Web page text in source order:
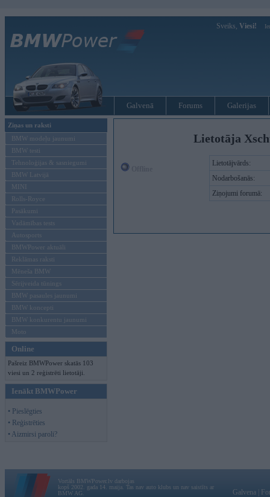
Sveiks, Viesi!
Galvenā Forums Galerijas
Ziņas un raksti
BMW modeļu jaunumi
BMW testi
Tehnoloģijas & sasniegumi
BMW Latvijā
MINI
Rolls-Royce
Pasākumi
Vadāmības tests
Autosports
BMWPower aktuāli
Reklāmas raksti
Mēneša BMW
Sērijveida tūnings
BMW pasaules jaunumi
BMW koncepti
BMW konkurentu jaunumi
Moto
Online
Pašreiz BMWPower skatās 103
viesi un 2 reģistrēti lietotāji.
Ienākt BMWPower
• Pieslēgties
• Reģistrēties
• Aizmirsi paroli?
Lietotāja
Lietotājvārds:
Nodarbošanās:
Ziņojumi forumā:
Vortāls BMWPower.lv darbojas
kopš 2002. gada 14. maija. Tas nav auto klubs un nav saistīts ar
BMW AG.
Galvena